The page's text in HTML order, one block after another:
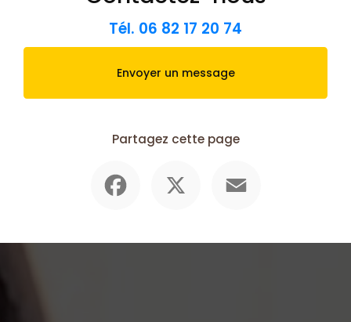
Tél. 06 82 17 20 74
Envoyer un message
Partagez cette page